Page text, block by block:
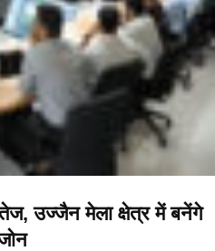
उज्जैन मेला क्षेत्र में बनेंगे